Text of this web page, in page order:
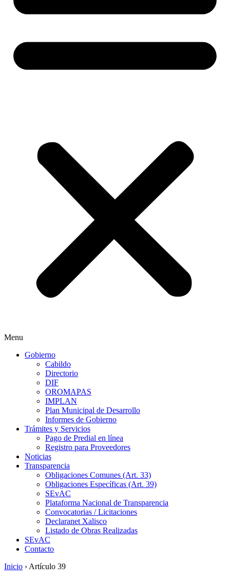
Menu
Gobierno
Cabildo
Directorio
DIF
OROMAPAS
IMPLAN
Plan Municipal de Desarrollo
Informes de Gobierno
Trámites y Servicios
Pago de Predial en línea
Registro para Proveedores
Noticias
Transparencia
Obligaciones Comunes (Art. 33)
Obligaciones Específicas (Art. 39)
SEvAC
Plataforma Nacional de Transparencia
Convocatorias / Licitaciones
Declaranet Xalisco
Listado de Obras Realizadas
SEvAC
Contacto
Inicio › Artículo 39